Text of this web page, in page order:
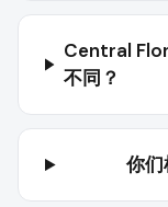
Central
不同？
你们